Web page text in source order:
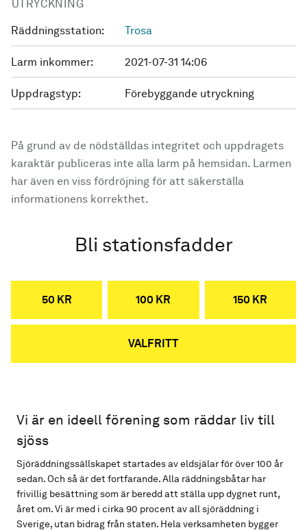
UTRYCKNING
Räddningsstation: Trosa
Larm inkommer: 2021-07-31 14:06
Uppdragstyp: Förebyggande utryckning
På grund av de nödställdas integritet och uppdragets
karaktär publiceras inte alla larm på hemsidan. Larmen
har även en viss fördröjning för att säkerställa
informationens korrekthet.
Bli stationsfadder
50 KR 100 KR 150 KR
VALFRITT
Vi är en ideell förening som räddar liv till
sjöss
Sjöräddningssällskapet startades av eldsjälar för över 100 år
sedan. Och så är det fortfarande. Alla räddningsbåtar har
frivillig besättning som är beredd att ställa upp dygnet runt,
året om. Vi är med i cirka 90 procent av all sjöräddning i
Sverige, utan bidrag från staten. Hela verksamheten bygger